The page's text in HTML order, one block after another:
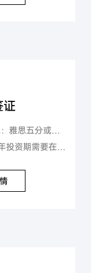
证
语言要求：雅思五分或等同英语成绩
条件：4年投资期需要在新西兰住至少117天